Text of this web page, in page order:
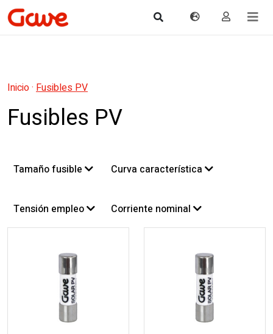
Inicio· Fusibles PV
Fusibles PV
Tamaño fusible Curva característica
Tensión empleo Corriente nominal